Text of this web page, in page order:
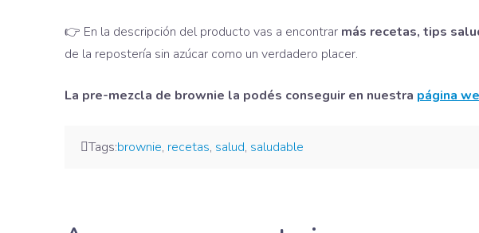
👉 En la descripción del producto vas a encontrar más recetas, tips
de la repostería sin azúcar como un verdadero placer.
La pre-mezcla de brownie la podés conseguir en nuestra página
Tags:brownie, recetas, salud, saludable